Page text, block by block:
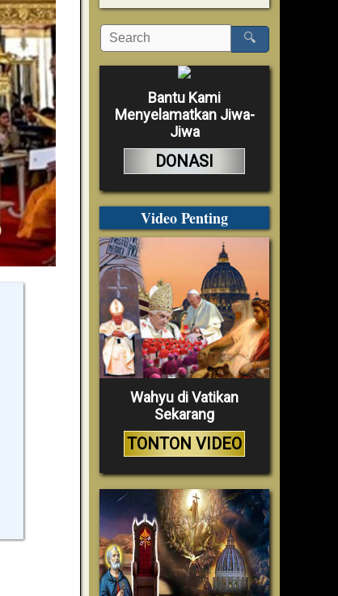
🔍
Bantu Kami
Menyelamatkan Jiwa-
Jiwa
DONASI
Video Penting
Wahyu di Vatikan
Sekarang
TONTON VIDEO